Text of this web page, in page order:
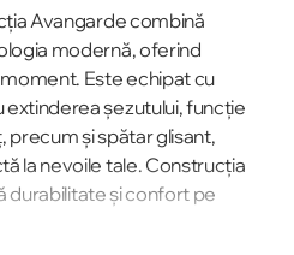
Avangarde combină
modernă, oferind
Este echipat cu
șezutului, funcție
precum și spătar glisant,
la nevoile tale. Construcția
durabilitate și confort pe